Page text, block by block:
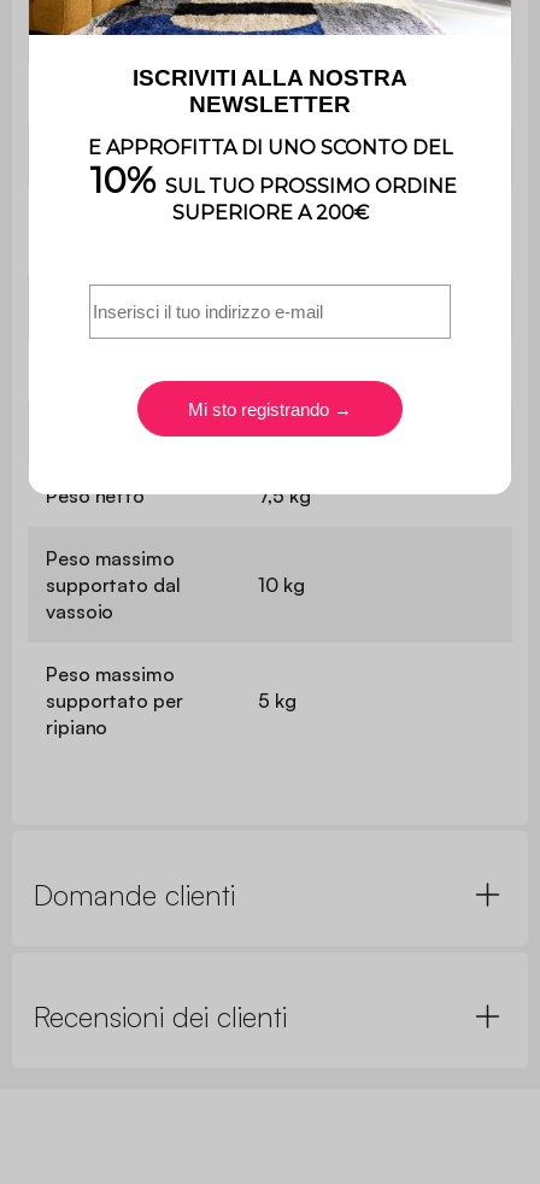
Montaggio
le istruzioni sono fornite.
Con cassetto No
2x Comodino L 40 x P 30 x H 54 cm
Scaffale L 34 x P 27 cm
Ø3 x H 6,3 cm
Peso netto 7,5 kg
Peso massimo
supportato dal
vassoio
10 kg
Peso massimo
supportato per
ripiano
5 kg
Domande clienti
Recensioni dei clienti